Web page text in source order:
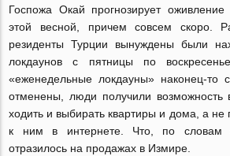
Госпожа Окай прогнозирует
этой весной, причем совсем скоро.
резиденты Турции вынуждены были
локдаунов с пятницы по
«еженедельные локдауны» наконец-то
отменены, люди получили
ходить и выбирать квартиры и дома, а не
к ним в интернете. Что, по словам
отразилось на продажах в Измире.